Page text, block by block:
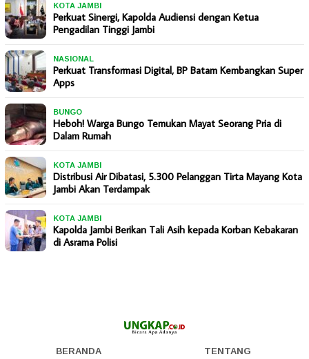
KOTA JAMBI
Perkuat Sinergi, Kapolda Audiensi dengan Ketua
Pengadilan Tinggi Jambi
NASIONAL
Perkuat Transformasi Digital, BP Batam Kembangkan Super
Apps
BUNGO
Heboh! Warga Bungo Temukan Mayat Seorang Pria di
Dalam Rumah
KOTA JAMBI
Distribusi Air Dibatasi, 5.300 Pelanggan Tirta Mayang Kota
Jambi Akan Terdampak
KOTA JAMBI
Kapolda Jambi Berikan Tali Asih kepada Korban Kebakaran
di Asrama Polisi
BERANDA TENTANG